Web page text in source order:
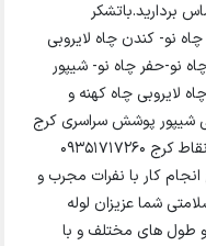
بردارید.باتشکر
حفر چاه نو- کندن چاه لایروبی
نو-حفر چاه نو- شیپور
لایروبی چاه کهنه و
شیپور پوشش سراسری کرج
انجام تمام نقاط کرج سرویس دهی تمام نقاط کرج 09351717260
کرج انجام کار با نفرات مجرب و
شما عزیزان لوله
و طول های مختلف و با